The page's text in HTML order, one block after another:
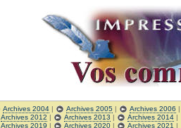
Archives 2004 | Archives 2005 | Archives 2006
Archives 2012 | Archives 2013 | Archives 2014|
Archives 2019 | Archives 2020| Archives 2021 |